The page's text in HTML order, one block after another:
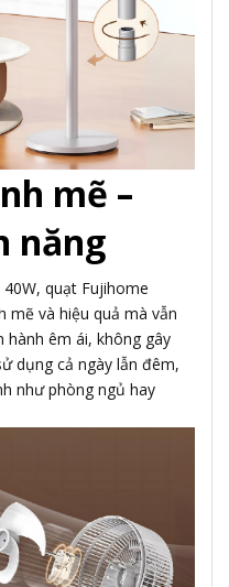
mẽ –
năng
quạt Fujihome
mẽ và hiệu quả mà vẫn
êm ái, không gây
dụng cả ngày lẫn đêm,
như phòng ngủ hay